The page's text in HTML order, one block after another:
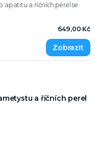
apatitu a říčních perel se
649,00 Kč
a říčních perel